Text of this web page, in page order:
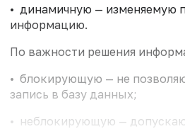
• динамичную — изменяемую
информацию.
По важности решения
• блокирующую — не
запись в базу данных;
• неблокирующую —